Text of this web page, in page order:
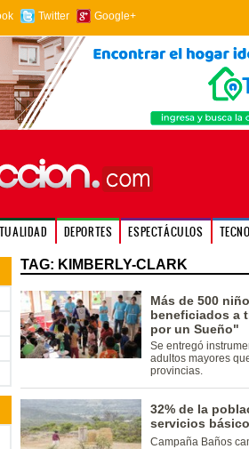
Twitter Google+
DEPORTES ESPECTÁCULOS
TAG: KIMBERLY-CLARK
Más de 500
beneficiados a
por un Sueño"
Se entregó
adultos mayores
provincias.
32% de la
servicios
Campaña Baños